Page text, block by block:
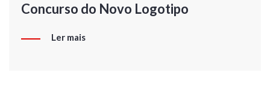
Concurso do Novo Logotipo
Ler mais